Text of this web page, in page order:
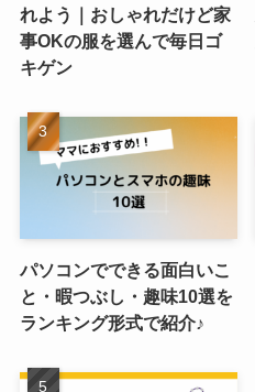
れよう｜おしゃれだけど家
事OKの服を選んで毎日ゴ
キゲン
パソコンでできる面白いこ
と・暇つぶし・趣味10選を
ランキング形式で紹介♪